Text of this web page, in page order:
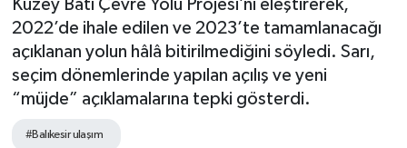
Kuzey Batı Çevre Yolu Projesi’ni eleştirerek,
2022’de ihale edilen ve 2023’te tamamlanacağı
açıklanan yolun hâlâ bitirilmediğini söyledi. Sarı,
seçim dönemlerinde yapılan açılış ve yeni
“müjde” açıklamalarına tepki gösterdi.
#Balıkesir ulaşım
DÜNYA
Dursunbey
Haber Arşivi